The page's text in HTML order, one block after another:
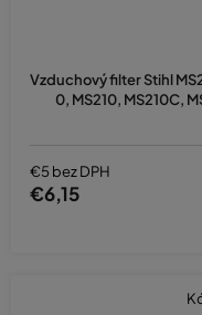
Vzduchový filter Stihl
0, MS210, MS210C,
€5 bez DPH
€6,15